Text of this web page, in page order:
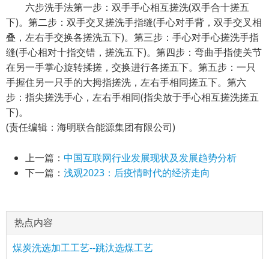
六步洗手法第一步：双手手心相互搓洗(双手合十搓五
下)。第二步：双手交叉搓洗手指缝(手心对手背，双手交叉相
叠，左右手交换各搓洗五下)。第三步：手心对手心搓洗手指
缝(手心相对十指交错，搓洗五下)。第四步：弯曲手指使关节
在另一手掌心旋转揉搓，交换进行各搓五下。第五步：一只
手握住另一只手的大拇指搓洗，左右手相同搓五下。第六
步：指尖搓洗手心，左右手相同(指尖放于手心相互搓洗搓五
下)。
(责任编辑：海明联合能源集团有限公司)
上一篇： 中国互联网行业发展现状及发展趋势分析
下一篇： 浅观2023：后疫情时代的经济走向
热点内容
煤炭洗选加工工艺--跳汰选煤工艺